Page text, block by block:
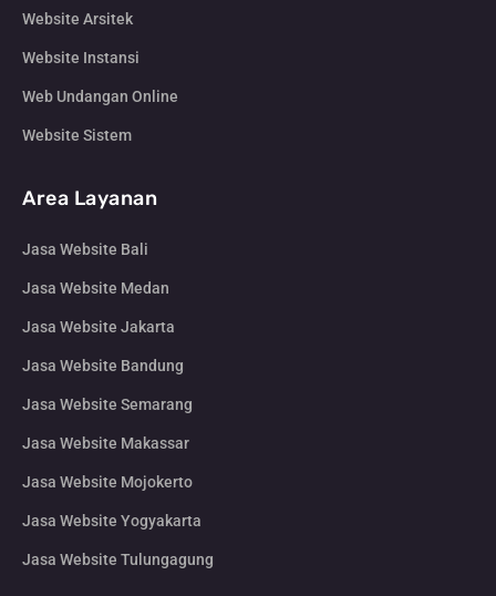
Website Arsitek
Website Instansi
Web Undangan Online
Website Sistem
Area Layanan
Jasa Website Bali
Jasa Website Medan
Jasa Website Jakarta
Jasa Website Bandung
Jasa Website Semarang
Jasa Website Makassar
Jasa Website Mojokerto
Jasa Website Yogyakarta
Jasa Website Tulungagung